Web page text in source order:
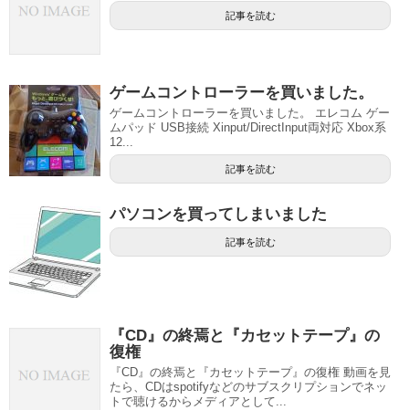
記事を読む
ゲームコントローラーを買いました。
ゲームコントローラーを買いました。 エレコム ゲー
ムパッド USB接続 Xinput/DirectInput両対応 Xbox系
12...
記事を読む
パソコンを買ってしまいました
記事を読む
『CD』の終焉と『カセットテープ』の
復権
『CD』の終焉と『カセットテープ』の復権 動画を見
たら、CDはspotifyなどのサブスクリプションでネッ
トで聴けるからメディアとして...